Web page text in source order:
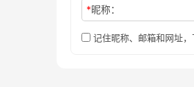
*昵称：
记住昵称、邮箱和网址